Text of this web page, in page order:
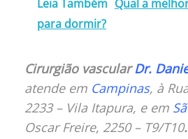
Leia Também Qual a
para dormir?
Cirurgião vascularDr.
atende em Campinas, à
2233 – Vila Itapura, e em
Oscar Freire, 2250 – T9/T10.